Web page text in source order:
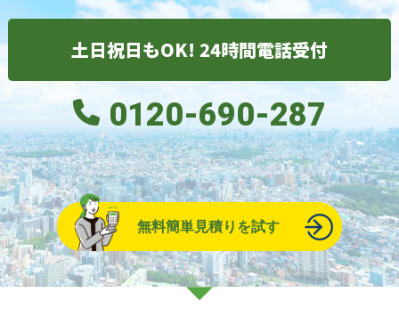
土日祝日もOK! 24時間電話受付
0120-690-287
無料簡単見積りを試す